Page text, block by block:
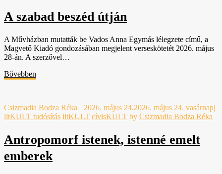
A szabad beszéd útján
A Művházban mutatták be Vados Anna Egymás lélegzete című, a
Magvető Kiadó gondozásában megjelent verseskötetét 2026. május
28-án. A szerzővel…
Bővebben
Csizmadia Bodza Réka| 2026. május 24.2026. május 24. vasárnap|
litKULT tudósítás litKULT cívisKULT by Csizmadia Bodza Réka
Antropomorf istenek, istenné emelt
emberek